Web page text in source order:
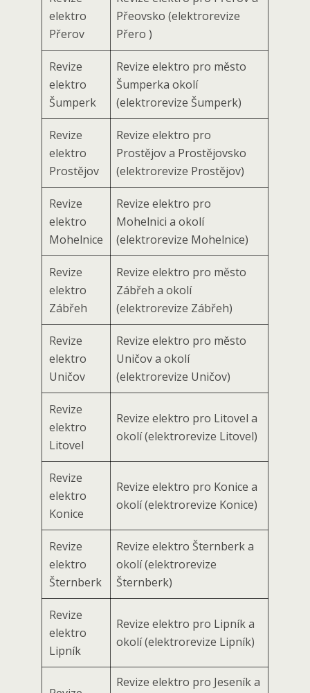
elektro
Přerov
Přeovsko (elektrorevize
Přero )
Revize
elektro
Šumperk
Revize elektro pro město
Šumperka okolí
(elektrorevize Šumperk)
Revize
elektro
Prostějov
Revize elektro pro
Prostějov a Prostějovsko
(elektrorevize Prostějov)
Revize
elektro
Mohelnice
Revize elektro pro
Mohelnici a okolí
(elektrorevize Mohelnice)
Revize
elektro
Zábřeh
Revize elektro pro město
Zábřeh a okolí
(elektrorevize Zábřeh)
Revize
elektro
Uničov
Revize elektro pro město
Uničov a okolí
(elektrorevize Uničov)
Revize
elektro
Litovel
Revize elektro pro Litovel a
okolí (elektrorevize Litovel)
Revize
elektro
Konice
Revize elektro pro Konice a
okolí (elektrorevize Konice)
Revize
elektro
Šternberk
Revize elektro Šternberk a
okolí (elektrorevize
Šternberk)
Revize
elektro
Lipník
Revize elektro pro Lipník a
okolí (elektrorevize Lipník)
Revize elektro pro Jeseník a